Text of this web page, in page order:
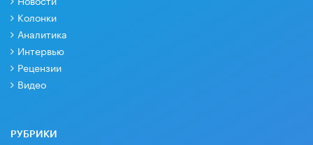
Колонки
Аналитика
Интервью
Рецензии
Видео
РУБРИКИ